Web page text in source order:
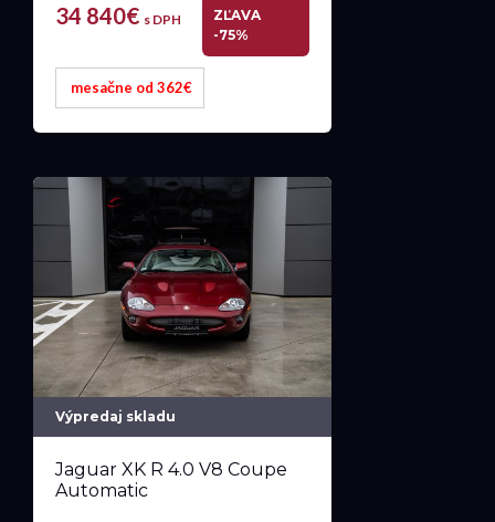
34 840€ s DPH
ZĽAVA
-75%
mesačne od 362€
Výpredaj skladu
Jaguar XK R 4.0 V8 Coupe
Automatic